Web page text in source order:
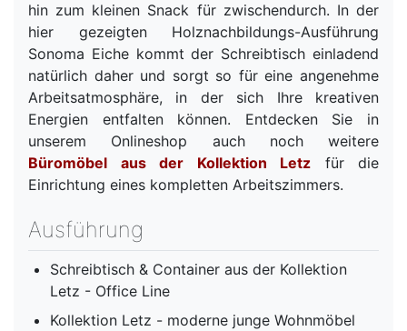
hin zum kleinen Snack für zwischendurch. In der
hier gezeigten Holznachbildungs-Ausführung
Sonoma Eiche kommt der Schreibtisch einladend
natürlich daher und sorgt so für eine angenehme
Arbeitsatmosphäre, in der sich Ihre kreativen
Energien entfalten können. Entdecken Sie in
unserem Onlineshop auch noch weitere
Büromöbel aus der Kollektion Letz für die
Einrichtung eines kompletten Arbeitszimmers.
Ausführung
Schreibtisch & Container aus der Kollektion
Letz - Office Line
Kollektion Letz - moderne junge Wohnmöbel